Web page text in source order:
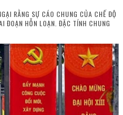
RẰNG SỰ CÁO CHUNG CỦA CHẾ ĐỘ
ĐOẠN HỖN LOẠN. ĐẶC TÍNH CHUNG